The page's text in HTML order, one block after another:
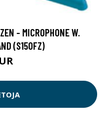
- MICROPHONE W.
(S150FZ)